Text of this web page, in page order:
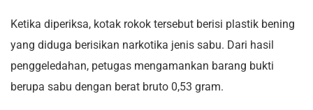
Ketika diperiksa, kotak rokok tersebut berisi plastik bening
yang diduga berisikan narkotika jenis sabu. Dari hasil
penggeledahan, petugas mengamankan barang bukti
berupa sabu dengan berat bruto 0,53 gram.